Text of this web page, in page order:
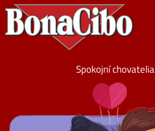
Spokojní chovatelia